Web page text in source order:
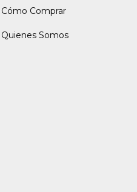
Cómo Comprar
Quienes Somos